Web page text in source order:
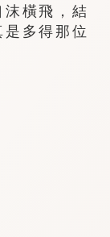
橫飛，結
多得那位